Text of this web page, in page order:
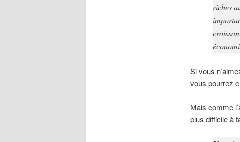
riches
Si vous
vous pourrez
Mais comme
plus difficile à